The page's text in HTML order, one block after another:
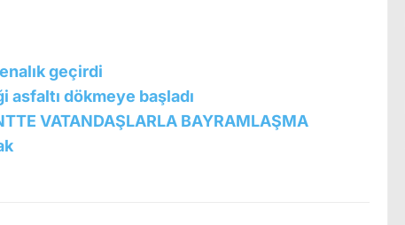
geçirdi
dökmeye başladı
VATANDAŞLARLA BAYRAMLAŞMA